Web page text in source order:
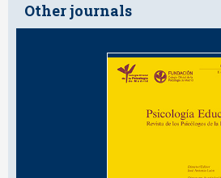
Other journals